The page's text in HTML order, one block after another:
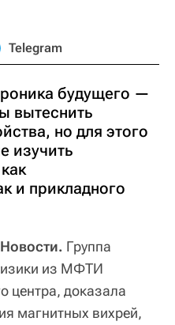
Telegram
будущего —
вытеснить
но для этого
изучить
и прикладного
Группа
из МФТИ
центра, доказала
магнитных вихрей,